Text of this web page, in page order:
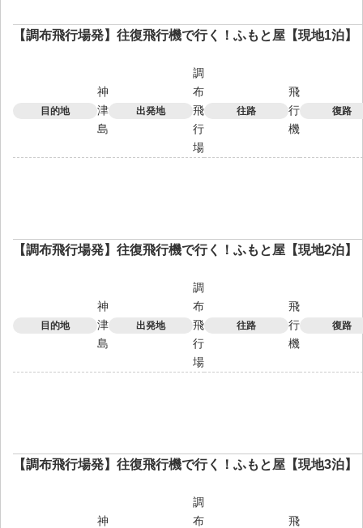
【調布飛行場発】往復飛行機で行く！ふもと屋【現地1泊】
目的地
神
津
島
出発地
調
布
飛
行
場
往路
飛
行
機
復路
【調布飛行場発】往復飛行機で行く！ふもと屋【現地2泊】
目的地
神
津
島
出発地
調
布
飛
行
場
往路
飛
行
機
復路
【調布飛行場発】往復飛行機で行く！ふもと屋【現地3泊】
神
調
布
飛